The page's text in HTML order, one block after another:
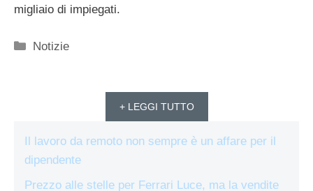
migliaio di impiegati.
Categorie
Notizie
+ LEGGI TUTTO
Il lavoro da remoto non sempre è un affare per il
dipendente
Prezzo alle stelle per Ferrari Luce, ma la vendite